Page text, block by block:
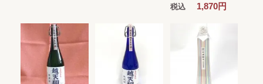
税込 1,870円